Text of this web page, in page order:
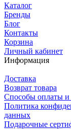
Каталог
Бренды
Блог
Контакты
Корзина
Личный кабинет
Информация
Доставка
Возврат товара
Способы оплаты
Политика
данных
Подарочные